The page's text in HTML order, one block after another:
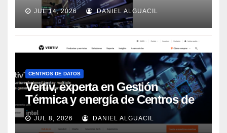
JUL 14, 2026 DANIEL ALGUACIL
CENTROS DE DATOS
Vertiv, experta en Gestión
Térmica y energía de Centros de
Datos, sigue su crecimiento
imparable
JUL 8, 2026 DANIEL ALGUACIL